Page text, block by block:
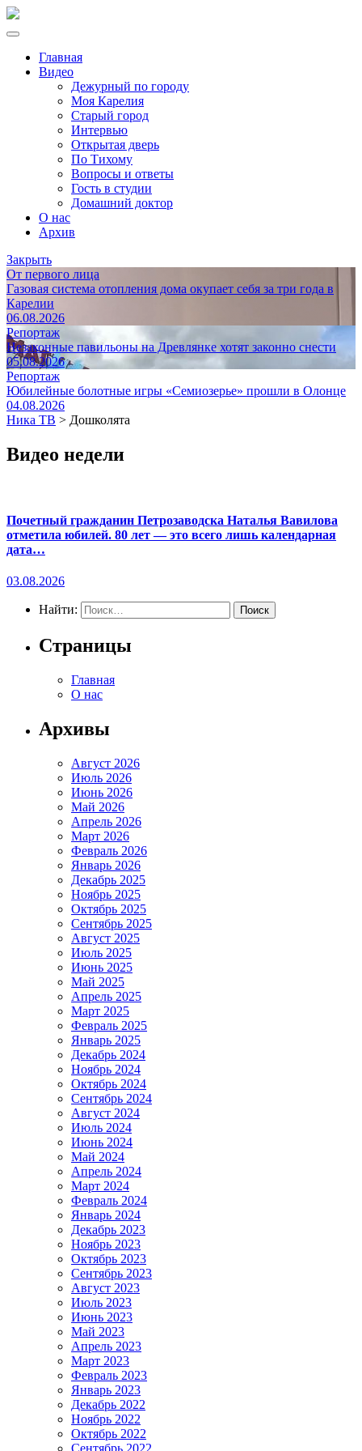
Главная
Видео
Дежурный по городу
Моя Карелия
Старый город
Интервью
Открытая дверь
По Тихому
Вопросы и ответы
Гость в студии
Домашний доктор
О нас
Архив
Закрыть
От первого лица
Газовая система отопления дома окупает себя за три года в
Карелии
06.08.2026
Репортаж
Незаконные павильоны на Древлянке хотят законно снести
05.08.2026
Репортаж
Юбилейные болотные игры «Семиозерье» прошли в Олонце
04.08.2026
Ника ТВ > Дошколята
Видео недели
Почетный гражданин Петрозаводска Наталья Вавилова
отметила юбилей. 80 лет — это всего лишь календарная
дата…
03.08.2026
Найти:
Страницы
Главная
О нас
Архивы
Август 2026
Июль 2026
Июнь 2026
Май 2026
Апрель 2026
Март 2026
Февраль 2026
Январь 2026
Декабрь 2025
Ноябрь 2025
Октябрь 2025
Сентябрь 2025
Август 2025
Июль 2025
Июнь 2025
Май 2025
Апрель 2025
Март 2025
Февраль 2025
Январь 2025
Декабрь 2024
Ноябрь 2024
Октябрь 2024
Сентябрь 2024
Август 2024
Июль 2024
Июнь 2024
Май 2024
Апрель 2024
Март 2024
Февраль 2024
Январь 2024
Декабрь 2023
Ноябрь 2023
Октябрь 2023
Сентябрь 2023
Август 2023
Июль 2023
Июнь 2023
Май 2023
Апрель 2023
Март 2023
Февраль 2023
Январь 2023
Декабрь 2022
Ноябрь 2022
Октябрь 2022
Сентябрь 2022